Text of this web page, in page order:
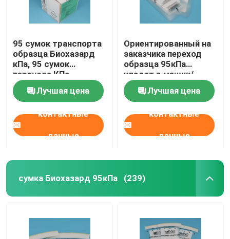
95 сумок транспорта
образца Биохазард
кПа, 95 сумок
переноса КПа
медицинских
Лучшая цена
контактные
данные
Ориентированный на
заказчика переход
образца 95кПа
кладет в мешки/
биологическая
одобренная сумка
ИАТА опасности
Лучшая цена
контактные
данные
сумка Биохазард 95кПа (239)